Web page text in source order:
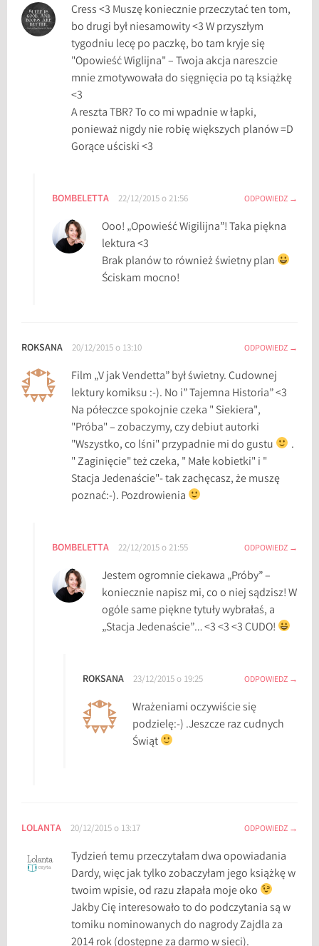
z
i
m
ą
,
s
i
ą
i
a
z
i
m
i
e
k
t
z
i
m
o
t
Cress <3 Muszę koniecznie przeczytać ten tom,
bo drugi był niesamowity <3 W przyszłym
tygodniu lecę po paczkę, bo tam kryje się
"Opowieść Wiglijna" – Twoja akcja nareszcie
mnie zmotywowała do sięgnięcia po tą książkę
<3
A reszta TBR? To co mi wpadnie w łapki,
ponieważ nigdy nie robię większych planów =D
Gorące uściski <3
BOMBELETTA 22/12/2015 o 21:56 ODPOWIEDZ
Ooo! „Opowieść Wigilijna”! Taka piękna
lektura <3
Brak planów to również świetny plan
Ściskam mocno!
ROKSANA 20/12/2015 o 13:10 ODPOWIEDZ
Film „V jak Vendetta” był świetny. Cudownej
lektury komiksu :-). No i” Tajemna Historia” <3
Na półeczce spokojnie czeka " Siekiera",
"Próba" – zobaczymy, czy debiut autorki
"Wszystko, co lśni" przypadnie mi do gustu
.
" Zaginięcie" też czeka, " Małe kobietki" i "
Stacja Jedenaście"- tak zachęcasz, że muszę
poznać:-). Pozdrowienia
BOMBELETTA 22/12/2015 o 21:55 ODPOWIEDZ
Jestem ogromnie ciekawa „Próby” –
koniecznie napisz mi, co o niej sądzisz! W
ogóle same piękne tytuły wybrałaś, a
„Stacja Jedenaście”… <3 <3 <3 CUDO!
ROKSANA 23/12/2015 o 19:25 ODPOWIEDZ
Wrażeniami oczywiście się
podzielę:-) .Jeszcze raz cudnych
Świąt
LOLANTA 20/12/2015 o 13:17 ODPOWIEDZ
Tydzień temu przeczytałam dwa opowiadania
Dardy, więc jak tylko zobaczyłam jego książkę w
twoim wpisie, od razu złapała moje oko
Jakby Cię interesowało to do podczytania są w
tomiku nominowanych do nagrody Zajdla za
2014 rok (dostępne za darmo w sieci).